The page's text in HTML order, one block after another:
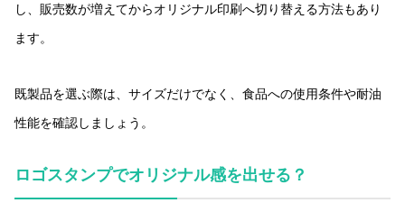
し、販売数が増えてからオリジナル印刷へ切り替える方法もあり
ます。
既製品を選ぶ際は、サイズだけでなく、食品への使用条件や耐油
性能を確認しましょう。
ロゴスタンプでオリジナル感を出せる？